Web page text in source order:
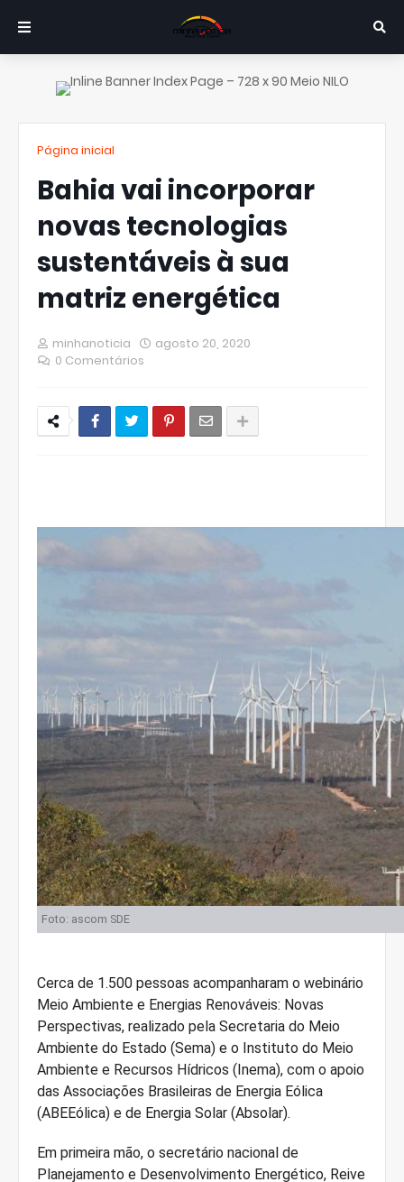
Página inicial
Bahia vai incorporar
novas tecnologias
sustentáveis à sua
matriz energética
minhanoticia
agosto 20, 2020
0 Comentários
Foto: ascom SDE
Cerca de 1.500 pessoas acompanharam o webinário
Meio Ambiente e Energias Renováveis: Novas
Perspectivas, realizado pela Secretaria do Meio
Ambiente do Estado (Sema) e o Instituto do Meio
Ambiente e Recursos Hídricos (Inema), com o apoio
das Associações Brasileiras de Energia Eólica
(ABEEólica) e de Energia Solar (Absolar).
Em primeira mão, o secretário nacional de
Planejamento e Desenvolvimento Energético, Reive